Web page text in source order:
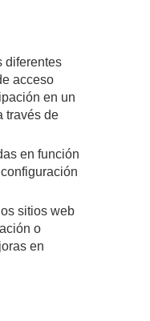
diferentes
acceso
en un
través de
en función
sitios web
o
en